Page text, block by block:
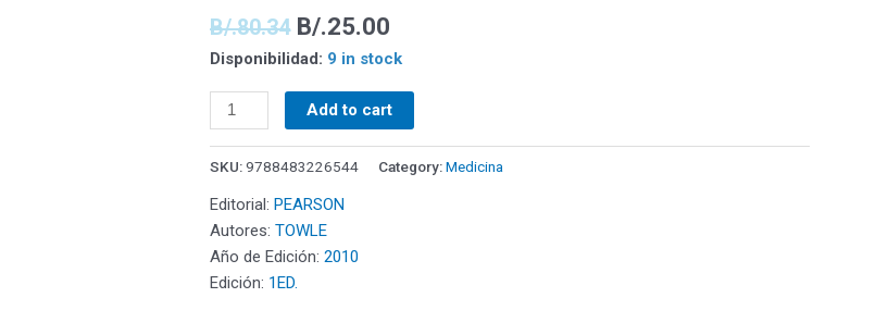
B/.80.34 B/.25.00
Disponibilidad: 9 in stock
Add to cart
SKU:9788483226544 Category:Medicina
Editorial: PEARSON
Autores: TOWLE
Año de Edición: 2010
Edición: 1ED.